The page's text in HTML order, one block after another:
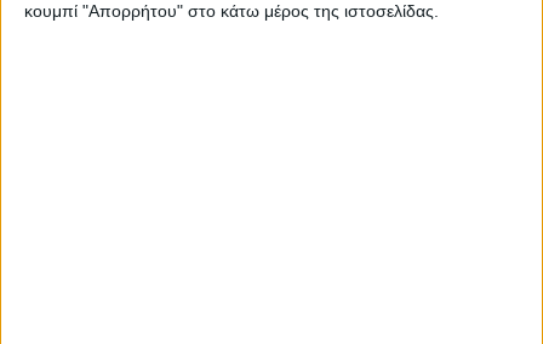
κουμπί "Απορρήτου" στο κάτω μέρος της ιστοσελίδας.